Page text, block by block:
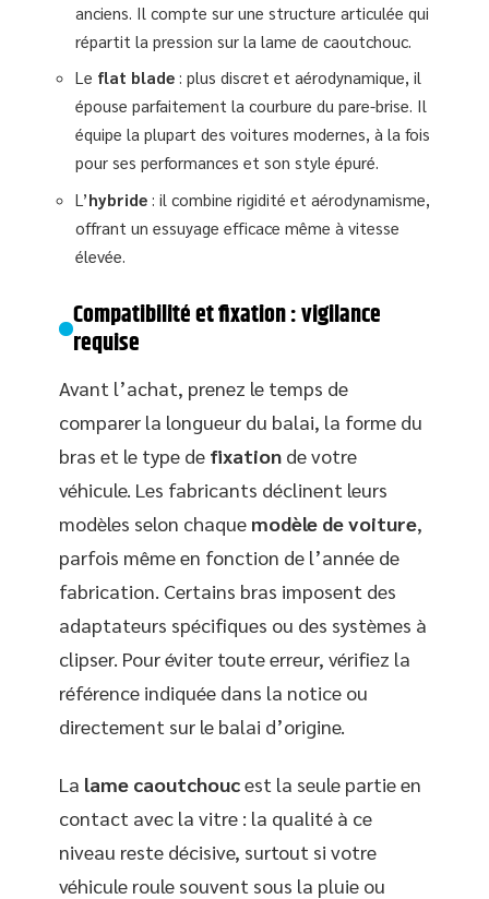
anciens. Il compte sur une structure articulée qui
répartit la pression sur la lame de caoutchouc.
Le flat blade : plus discret et aérodynamique, il
épouse parfaitement la courbure du pare-brise. Il
équipe la plupart des voitures modernes, à la fois
pour ses performances et son style épuré.
L’hybride : il combine rigidité et aérodynamisme,
offrant un essuyage efficace même à vitesse
élevée.
Compatibilité et fixation : vigilance
requise
Avant l’achat, prenez le temps de
comparer la longueur du balai, la forme du
bras et le type de fixation de votre
véhicule. Les fabricants déclinent leurs
modèles selon chaque modèle de voiture,
parfois même en fonction de l’année de
fabrication. Certains bras imposent des
adaptateurs spécifiques ou des systèmes à
clipser. Pour éviter toute erreur, vérifiez la
référence indiquée dans la notice ou
directement sur le balai d’origine.
La lame caoutchoucest la seule partie en
contact avec la vitre : la qualité à ce
niveau reste décisive, surtout si votre
véhicule roule souvent sous la pluie ou